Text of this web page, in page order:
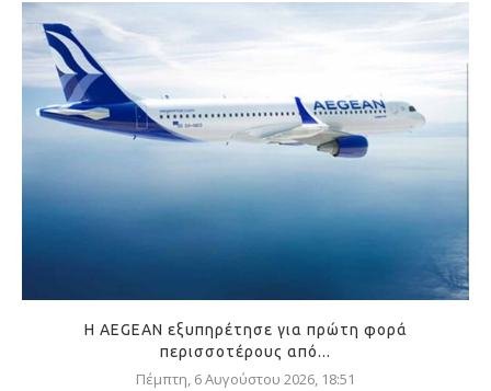
Η AEGEAN εξυπηρέτησε για πρώτη φορά
περισσοτέρους από...
Πέμπτη, 6 Αυγούστου 2026, 18:51